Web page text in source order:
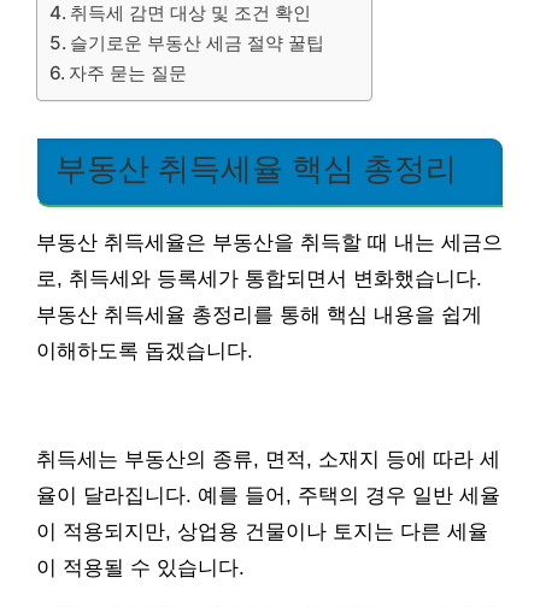
취득세 감면 대상 및 조건 확인
슬기로운 부동산 세금 절약 꿀팁
자주 묻는 질문
부동산 취득세율 핵심 총정리
부동산 취득세율은 부동산을 취득할 때 내는 세금으
로, 취득세와 등록세가 통합되면서 변화했습니다.
부동산 취득세율 총정리를 통해 핵심 내용을 쉽게
이해하도록 돕겠습니다.
취득세는 부동산의 종류, 면적, 소재지 등에 따라 세
율이 달라집니다. 예를 들어, 주택의 경우 일반 세율
이 적용되지만, 상업용 건물이나 토지는 다른 세율
이 적용될 수 있습니다.